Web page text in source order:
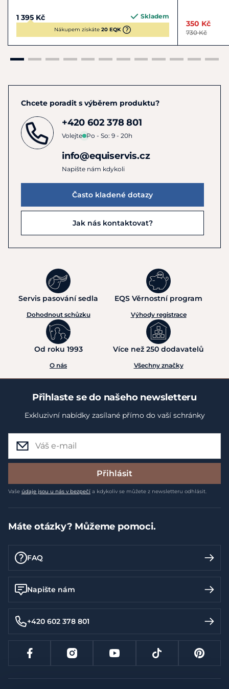
1 395 Kč Skladem
Nákupem získáte20 EQK
350 Kč
730 Kč
Chcete poradit s výběrem produktu?
+420 602 378 801
Volejte Po - So: 9 - 20h
info@equiservis.cz
Napište nám kdykoli
Často kladené dotazy
Jak nás kontaktovat?
Servis pasování sedla
Dohodnout schůzku
EQS Věrnostní program
Výhody registrace
Od roku 1993
O nás
Více než 250 dodavatelů
Všechny značky
Přihlaste se do našeho newsletteru
Exkluzivní nabídky zasílané přímo do vaší schránky
Přihlásit
Vaše údaje jsou u nás v bezpečí a kdykoliv se můžete z newsletteru odhlásit.
Máte otázky? Můžeme pomoci.
FAQ
Napište nám
+420 602 378 801